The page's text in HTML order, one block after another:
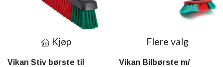
Kjøp
Vikan Stiv børste til
Flere valg
Vikan Bilbørste m/